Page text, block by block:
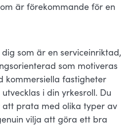
är förekommande för en
som är en serviceinriktad,
som motiveras
kommersiella fastigheter
i din yrkesroll. Du
prata med olika typer av
vilja att göra ett bra